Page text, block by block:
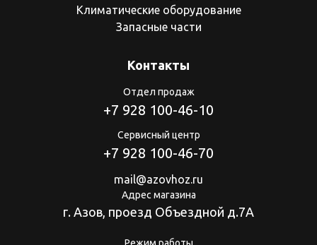
Климатические оборудование
Запасные части
Контакты
Отдел продаж
+7 928 100-46-10
Сервисный центр
+7 928 100-46-70
mail@azovhoz.ru
Адрес магазина
г. Азов, проезд Объездной д.7А